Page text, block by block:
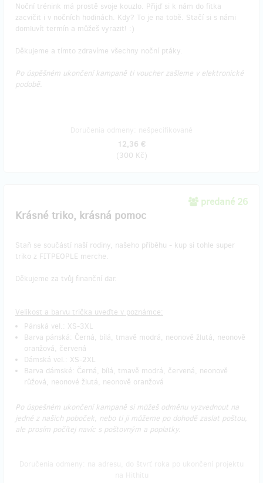
Noční trénink má prostě svoje kouzlo. Přijď si k nám do fitka
zacvičit i v nočních hodinách. Kdy? To je na tobě. Stačí si s námi
domluvít termín a můžeš vyrazit! :)
Děkujeme a tímto zdravíme všechny noční ptáky.
Po úspěšném ukončení kampaně ti voucher zašleme v elektronické
podobě.
12,36 €
(300 Kč)
predané 26
Krásné triko, krásná pomoc
Staň se součástí naší rodiny, našeho příběhu - kup si tohle super
triko z FITPEOPLE merche.
Děkujeme za tvůj finanční dar.
Velikost a barvu trička uveďte v poznámce:
Pánská vel.: XS-3XL
Barva pánská: Černá, bílá, tmavě modrá, neonově žlutá, neonově
oranžová, červená
Dámská vel.: XS-2XL
Barva dámské: Černá, bílá, tmavě modrá, červená, neonově
růžová, neonové žlutá, neonově oranžová
Po úspešném ukončení kampaně si můžeš odměnu vyzvednout na
jedné z našich poboček, nebo ti ji můžeme po dohodě zaslat poštou,
ale prosím počítej navíc s poštovným a poplatky.